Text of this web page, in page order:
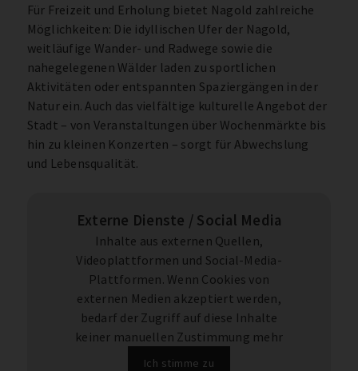
Für Freizeit und Erholung bietet Nagold zahlreiche
Möglichkeiten: Die idyllischen Ufer der Nagold,
weitläufige Wander- und Radwege sowie die
nahegelegenen Wälder laden zu sportlichen
Aktivitäten oder entspannten Spaziergängen in der
Natur ein. Auch das vielfältige kulturelle Angebot der
Stadt – von Veranstaltungen über Wochenmärkte bis
hin zu kleinen Konzerten – sorgt für Abwechslung
und Lebensqualität.
Externe Dienste / Social Media
Inhalte aus externen Quellen,
Videoplattformen und Social-Media-
Plattformen. Wenn Cookies von
externen Medien akzeptiert werden,
bedarf der Zugriff auf diese Inhalte
keiner manuellen Zustimmung mehr
Ich stimme zu